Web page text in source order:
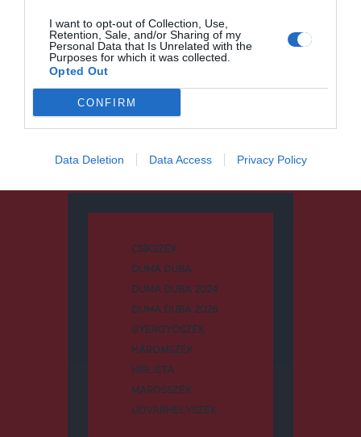
I want to opt-out of Collection, Use,
Retention, Sale, and/or Sharing of my
Personal Data that Is Unrelated with the
Purposes for which it was collected.
Opted Out
CONFIRM
Data Deletion Data Access Privacy Policy
Keresés
CSÍKSZÉK
DUMA DUBA
DUMA DUBA 2024
DUMA DUBA 2026
GYERGYÓSZÉK
HÁROMSZÉK
HÍRLISTA
MAROSSZÉK
UDVARHELYSZÉK